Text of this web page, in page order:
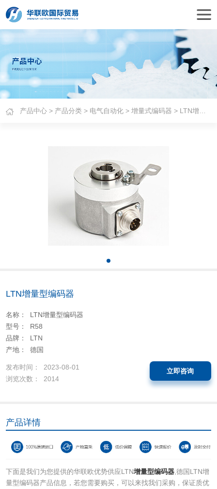
产品中心 > 产品分类 > 电气自动化 >增量式编码器 > LTN增量型编码器
LTN增量型编码器
名称： LTN增量型编码器
型号： R58
品牌： LTN
产地： 德国
发布时间： 2023-08-01
浏览次数： 2014
立即咨询
产品详情
下面是我们为您提供的华联欧优势供应LTN增量型编码器,德国LTN增
量型编码器产品信息，若您需要购买，可以来找我们采购，保证质优